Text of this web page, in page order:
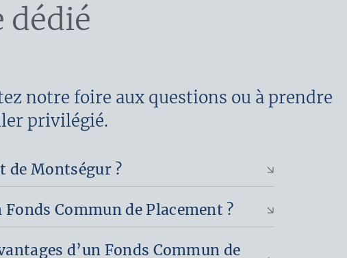
dédié
notre foire aux questions ou à prendre
privilégié.
de Montségur ?
Fonds Commun de Placement ?
d’un Fonds Commun de